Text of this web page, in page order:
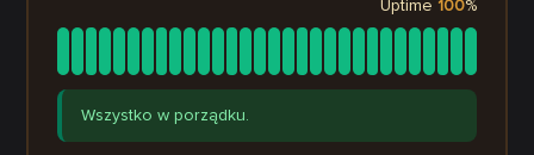
Uptime 100%
Wszystko w porządku.